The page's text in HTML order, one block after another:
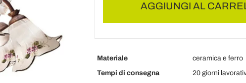
AGGIUNGI AL
Materiale
ceramica e ferro
Tempi di consegna
20 giorni